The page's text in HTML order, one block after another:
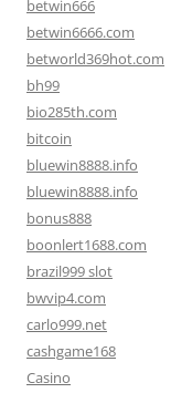
betwin666
betwin6666.com
betworld369hot.com
bh99
bio285th.com
bitcoin
bluewin8888.info
bluewin8888.info
bonus888
boonlert1688.com
brazil999 slot
bwvip4.com
carlo999.net
cashgame168
Casino